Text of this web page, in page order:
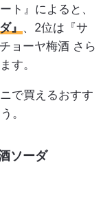
ト』によると、
』、2位は『サ
ョーヤ梅酒 さら
す。
で買えるおすす
。
ソーダ